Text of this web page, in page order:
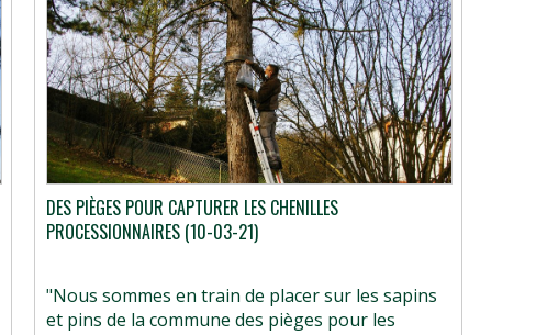
DES PIÈGES POUR CAPTURER LES CHENILLES
PROCESSIONNAIRES (10-03-21)
"Nous sommes en train de placer sur les sapins
et pins de la commune des pièges pour les